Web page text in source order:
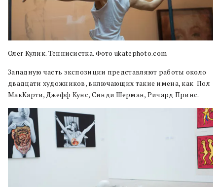
Олег Кулик. Теннисистка. Фото ukatephoto.com
Западную часть экспозиции представляют работы около
двадцати художников, включающих такие имена, как Пол
МакКарти, Джефф Кунс, Cинди Шерман, Ричард Принс.